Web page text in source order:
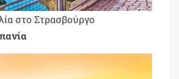
στο Στρασβούργο